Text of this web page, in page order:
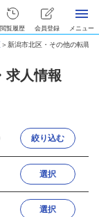
閲覧履歴 会員登録 メニュー
＞新潟市北区・その他の転職
求人情報
絞り込む
選択
選択